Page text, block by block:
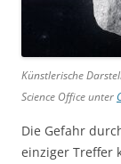
Künstlerische
Science Office unter
Die Gefahr
einziger Treffer